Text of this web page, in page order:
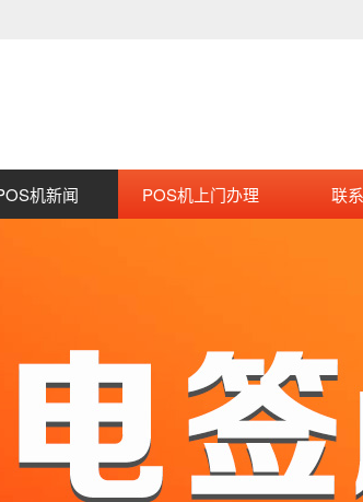
机新闻 POS机上门办理 联